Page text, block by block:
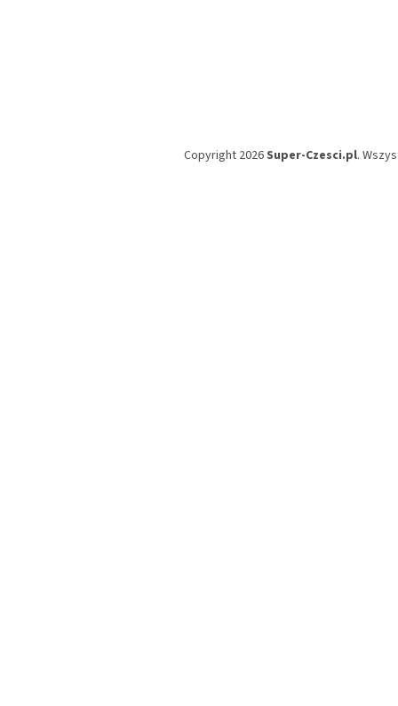
Copyright 2026Super-Czesci.pl.